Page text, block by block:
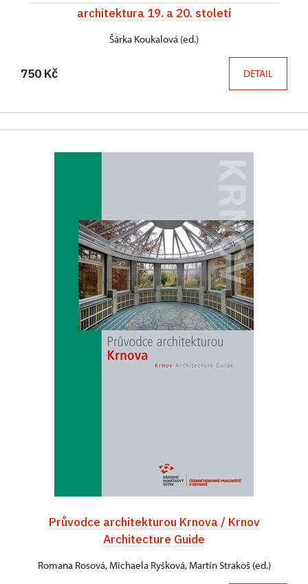
architektura 19. a 20. století
Šárka Koukalová (ed.)
750 Kč DETAIL
Průvodce architekturou Krnova / Krnov
Architecture Guide
Romana Rosová, Michaela Ryšková, Martin Strakoš (ed.)